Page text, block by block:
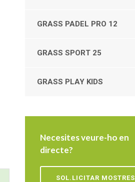
GRASS PADEL PRO 12
GRASS SPORT 25
GRASS PLAY KIDS
Necesites veure-ho en
directe?
SOL.LICITAR MOSTRES